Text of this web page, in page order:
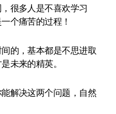
很多人是不喜欢学习
个痛苦的过程！
的，基本都是不思进取
未来的精英。
解决这两个问题，自然